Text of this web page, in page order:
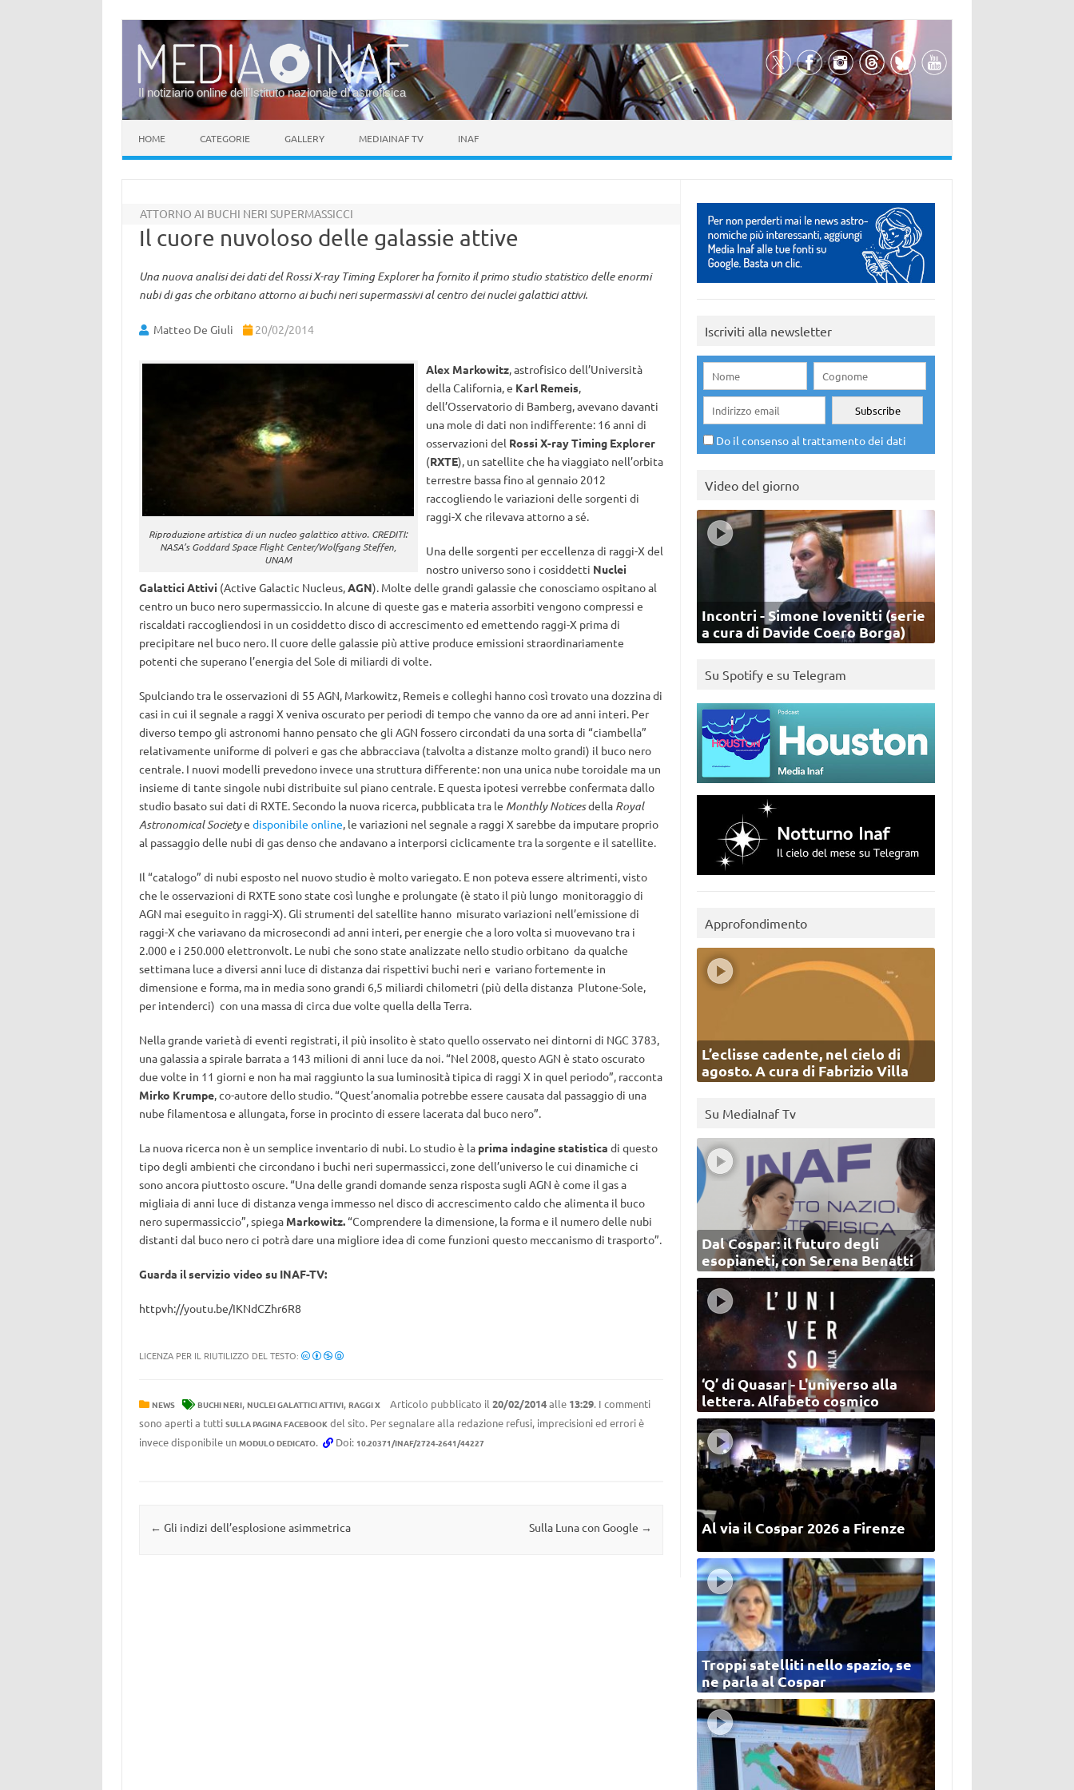
Il notiziario online dell’Istituto nazionale di astrofisica
HOME CATEGORIE GALLERY MEDIAINAF TV INAF
ATTORNO AI BUCHI NERI SUPERMASSICCI
Il cuore nuvoloso delle galassie attive
Una nuova analisi dei dati del Rossi X-ray Timing Explorer ha fornito il primo studio statistico delle enormi
nubi di gas che orbitano attorno ai buchi neri supermassivi al centro dei nuclei galattici attivi.
Matteo De Giuli 20/02/2014
Riproduzione artistica di un nucleo galattico attivo. CREDITI:
NASA’s Goddard Space Flight Center/Wolfgang Steffen,
UNAM
Alex Markowitz, astrofisico dell’Università
della California, e Karl Remeis,
dell’Osservatorio di Bamberg, avevano davanti
una mole di dati non indifferente: 16 anni di
osservazioni del Rossi X-ray Timing Explorer
(RXTE), un satellite che ha viaggiato nell’orbita
terrestre bassa fino al gennaio 2012
raccogliendo le variazioni delle sorgenti di
raggi-X che rilevava attorno a sé.
Una delle sorgenti per eccellenza di raggi-X del
nostro universo sono i cosiddetti Nuclei
Galattici Attivi (Active Galactic Nucleus,AGN). Molte delle grandi galassie che conosciamo ospitano al
centro un buco nero supermassiccio. In alcune di queste gas e materia assorbiti vengono compressi e
riscaldati raccogliendosi in un cosiddetto disco di accrescimento ed emettendo raggi-X prima di
precipitare nel buco nero. Il cuore delle galassie più attive produce emissioni straordinariamente
potenti che superano l’energia del Sole di miliardi di volte.
Spulciando tra le osservazioni di 55 AGN, Markowitz, Remeis e colleghi hanno così trovato una dozzina di
casi in cui il segnale a raggi X veniva oscurato per periodi di tempo che vanno da ore ad anni interi. Per
diverso tempo gli astronomi hanno pensato che gli AGN fossero circondati da una sorta di “ciambella”
relativamente uniforme di polveri e gas che abbracciava (talvolta a distanze molto grandi) il buco nero
centrale. I nuovi modelli prevedono invece una struttura differente: non una unica nube toroidale ma un
insieme di tante singole nubi distribuite sul piano centrale. E questa ipotesi verrebbe confermata dallo
studio basato sui dati di RXTE. Secondo la nuova ricerca, pubblicata tra le Monthly Noticesdella Royal
Astronomical Societye disponibile online, le variazioni nel segnale a raggi X sarebbe da imputare proprio
al passaggio delle nubi di gas denso che andavano a interporsi ciclicamente tra la sorgente e il satellite.
Il “catalogo” di nubi esposto nel nuovo studio è molto variegato. E non poteva essere altrimenti, visto
che le osservazioni di RXTE sono state così lunghe e prolungate (è stato il più lungo monitoraggio di
AGN mai eseguito in raggi-X). Gli strumenti del satellite hanno misurato variazioni nell’emissione di
raggi-X che variavano da microsecondi ad anni interi, per energie che a loro volta si muovevano tra i
2.000 e i 250.000 elettronvolt. Le nubi che sono state analizzate nello studio orbitano da qualche
settimana luce a diversi anni luce di distanza dai rispettivi buchi neri e variano fortemente in
dimensione e forma, ma in media sono grandi 6,5 miliardi chilometri (più della distanza Plutone-Sole,
per intenderci) con una massa di circa due volte quella della Terra.
Nella grande varietà di eventi registrati, il più insolito è stato quello osservato nei dintorni di NGC 3783,
una galassia a spirale barrata a 143 milioni di anni luce da noi. “Nel 2008, questo AGN è stato oscurato
due volte in 11 giorni e non ha mai raggiunto la sua luminosità tipica di raggi X in quel periodo”, racconta
Mirko Krumpe, co-autore dello studio. “Quest’anomalia potrebbe essere causata dal passaggio di una
nube filamentosa e allungata, forse in procinto di essere lacerata dal buco nero”.
La nuova ricerca non è un semplice inventario di nubi. Lo studio è la prima indagine statistica di questo
tipo degli ambienti che circondano i buchi neri supermassicci, zone dell’universo le cui dinamiche ci
sono ancora piuttosto oscure. “Una delle grandi domande senza risposta sugli AGN è come il gas a
migliaia di anni luce di distanza venga immesso nel disco di accrescimento caldo che alimenta il buco
nero supermassiccio”, spiega Markowitz.“Comprendere la dimensione, la forma e il numero delle nubi
distanti dal buco nero ci potrà dare una migliore idea di come funzioni questo meccanismo di trasporto”.
Guarda il servizio video su INAF-TV:
httpvh://youtu.be/IKNdCZhr6R8
LICENZA PER IL RIUTILIZZO DEL TESTO:
NEWS BUCHI NERI, NUCLEI GALATTICI ATTIVI, RAGGI X Articolo pubblicato il 20/02/2014alle 13:29. I commenti
sono aperti a tutti SULLA PAGINA FACEBOOKdel sito. Per segnalare alla redazione refusi, imprecisioni ed errori è
invece disponibile un MODULO DEDICATO. Doi: 10.20371/INAF/2724-2641/44227
Navigazione articolo
← Gli indizi dell’esplosione asimmetrica Sulla Luna con Google →
Iscriviti alla newsletter
Do il consenso al trattamento dei dati
Video del giorno
Incontri - Simone Iovenitti (serie
a cura di Davide Coero Borga)
Su Spotify e su Telegram
Approfondimento
L’eclisse cadente, nel cielo di
agosto. A cura di Fabrizio Villa
Su MediaInaf Tv
Dal Cospar: il futuro degli
esopianeti, con Serena Benatti
‘Q’ di Quasar - L'universo alla
lettera. Alfabeto cosmico
Al via il Cospar 2026 a Firenze
Troppi satelliti nello spazio, se
ne parla al Cospar